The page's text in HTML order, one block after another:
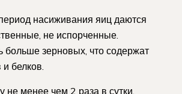
насиживания яиц даются
не испорченные.
больше зерновых, что содержат
белков.
не менее чем 2 раза в сутки.